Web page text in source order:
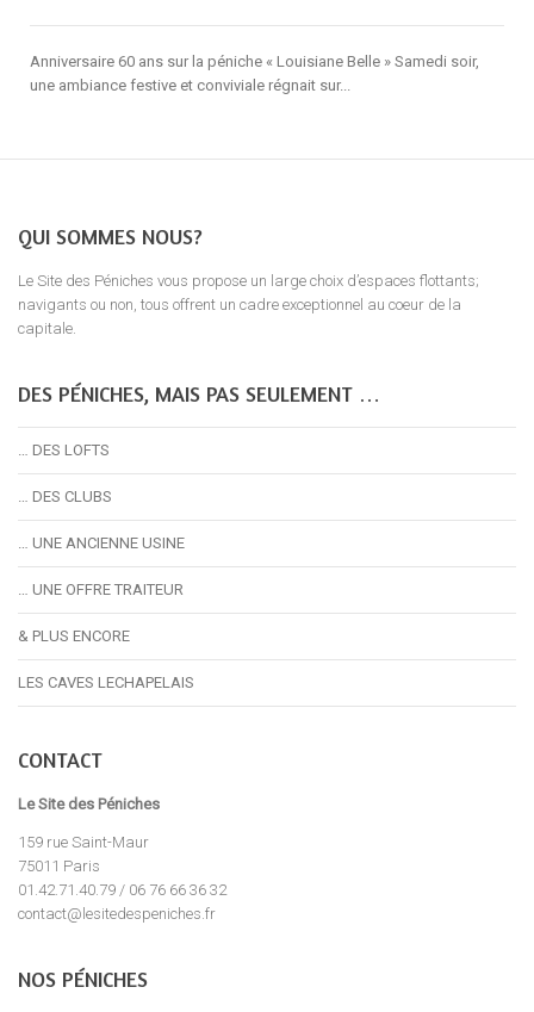
Anniversaire 60 ans sur la péniche « Louisiane Belle » Samedi soir,
une ambiance festive et conviviale régnait sur...
QUI SOMMES NOUS?
Le Site des Péniches vous propose un large choix d’espaces flottants;
navigants ou non, tous offrent un cadre exceptionnel au coeur de la
capitale.
DES PÉNICHES, MAIS PAS SEULEMENT …
… DES LOFTS
… DES CLUBS
… UNE ANCIENNE USINE
… UNE OFFRE TRAITEUR
& PLUS ENCORE
LES CAVES LECHAPELAIS
CONTACT
Le Site des Péniches
159 rue Saint-Maur
75011 Paris
01.42.71.40.79 / 06 76 66 36 32
contact@lesitedespeniches.fr
NOS PÉNICHES